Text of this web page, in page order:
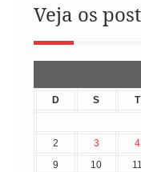
Veja os
D S T
2
3 4
9
10 11